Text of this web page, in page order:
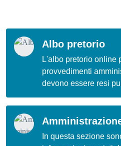
Albo pretorio
L'albo pretorio online
provvedimenti
devono essere resi
In questa sezione